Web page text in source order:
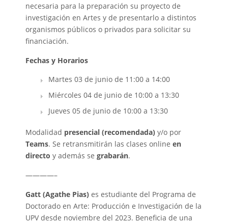
necesaria para la preparación su proyecto de
investigación en Artes y de presentarlo a distintos
organismos públicos o privados para solicitar su
financiación.
Fechas y Horarios
Martes 03 de junio de 11:00 a 14:00
Miércoles 04 de junio de 10:00 a 13:30
Jueves 05 de junio de 10:00 a 13:30
Modalidad presencial (recomendada) y/o por
Teams. Se retransmitirán las clases online en
directo y además se grabarán.
————–
Gatt (Agathe Pias) es estudiante del Programa de
Doctorado en Arte: Producción e Investigación de la
UPV desde noviembre del 2023. Beneficia de una